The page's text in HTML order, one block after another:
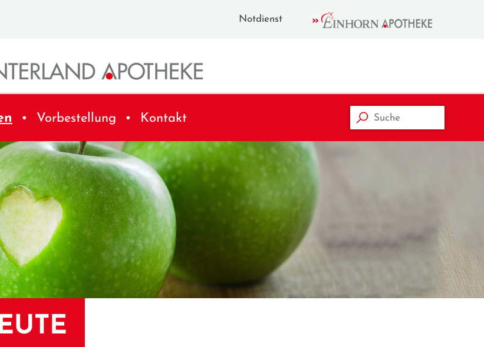
Notdienst
Vorbestellung Kontakt